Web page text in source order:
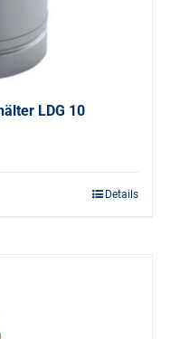
LDG 10
Details